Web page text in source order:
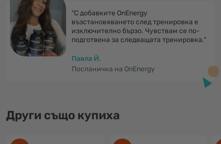
"С добавките OnEnergy
възстановяването след тренировка е
изключително бързо. Чувствам се по-
подготвена за следващата тренировка."
Павла Й.
Посланичка на OnEnergy
Други също купиха